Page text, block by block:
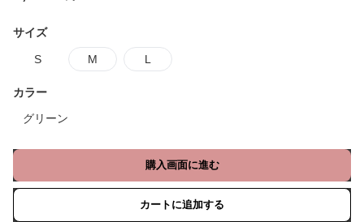
サイズ
S M L
カラー
グリーン
購入画面に進む
カートに追加する